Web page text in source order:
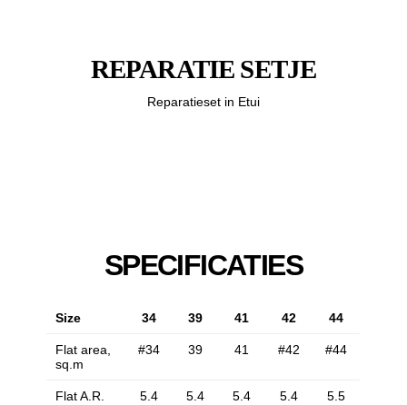
REPARATIE SETJE
Reparatieset in Etui
SPECIFICATIES
Size 34 39 41 42 44
Flat area,
sq.m
#34 39 41 #42 #44
Flat A.R. 5.4 5.4 5.4 5.4 5.5